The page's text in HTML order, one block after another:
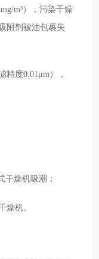
m³），污染干燥
附剂被油包裹失
精度0.01μm），
干燥机吸潮；
燥机。